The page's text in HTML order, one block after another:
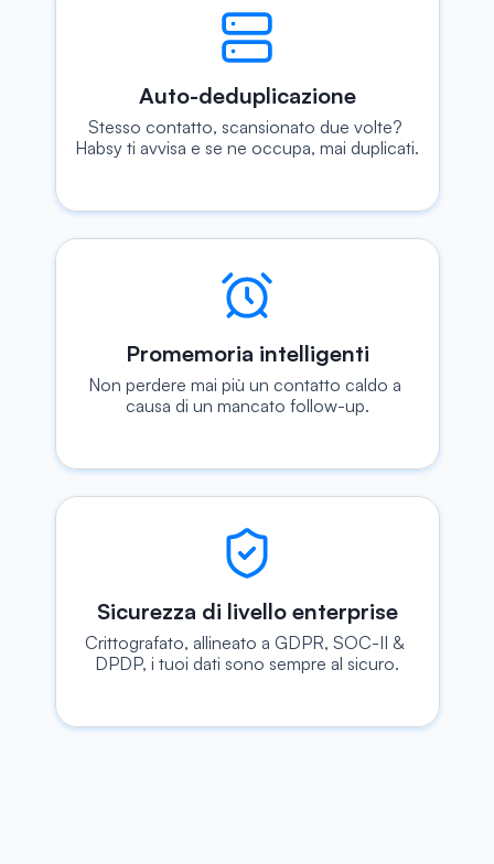
Auto-deduplicazione
Stesso contatto, scansionato due volte?
Habsy ti avvisa e se ne occupa, mai duplicati.
Promemoria intelligenti
Non perdere mai più un contatto caldo a
causa di un mancato follow-up.
Sicurezza di livello enterprise
Crittografato, allineato a GDPR, SOC-II &
DPDP, i tuoi dati sono sempre al sicuro.